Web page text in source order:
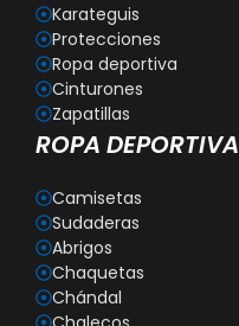
Karateguis
Protecciones
Ropa deportiva
Cinturones
Zapatillas
ROPA DEPORTIVA
Camisetas
Sudaderas
Abrigos
Chaquetas
Chándal